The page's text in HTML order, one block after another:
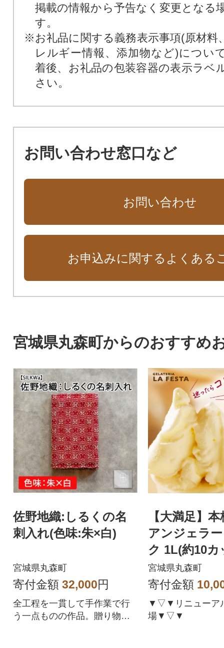
掲載の情報から予告なく変更となる
す。
※お礼品に関する義務表示事項(原材料
レルギー情報、添加物など)につい
着後、お礼品の包装容器の表示ラベ
さい。
お問い合わせ窓口など
お問い合わせ
お申込みに関するよくある
宮城県丸森町からのおすすめ
佐野地織:しるくの名
刺入れ(色味:朱×白)
宮城県丸森町
寄付金額 32,000円
全工程を一貫して手作業で行
う一点ものの作品。贈り物や
【大満足】
アンジェラ
ク 1L(約10カ
宮城県丸森町
寄付金額
▼▽▼リニューア
場▼▽▼